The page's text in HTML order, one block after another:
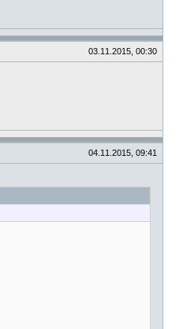
03.11.2015, 00:30
04.11.2015, 09:41